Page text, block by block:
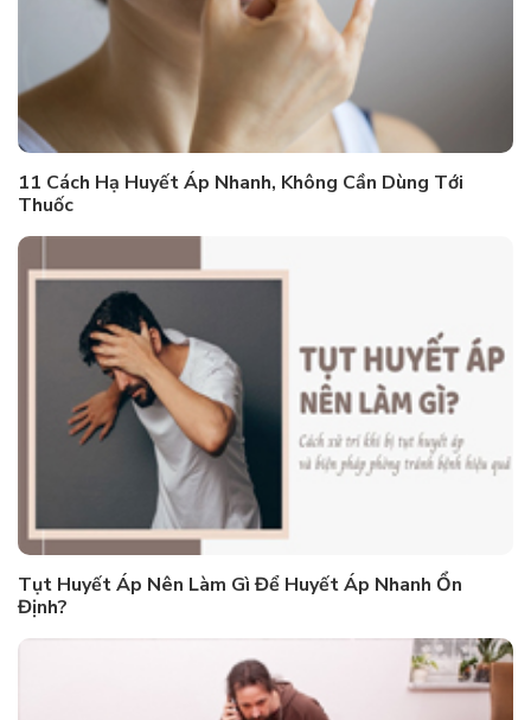
11 Cách Hạ Huyết Áp Nhanh, Không Cần Dùng Tới
Thuốc
Tụt Huyết Áp Nên Làm Gì Để Huyết Áp Nhanh Ổn
Định?